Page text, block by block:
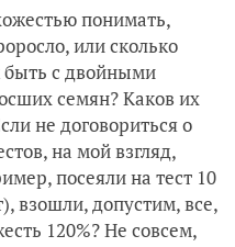
понимать,
или сколько
быть с двойными
семян? Каков их
не договориться о
на мой взгляд,
посеяли на тест 10
взошли, допустим, все,
120%? Не совсем,